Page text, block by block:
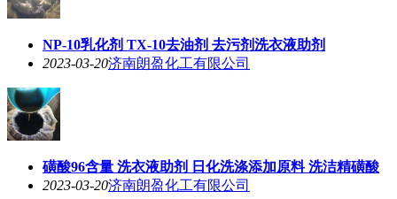
NP-10乳化剂 TX-10去油剂 去污剂洗衣液助剂
2023-03-20济南朗盈化工有限公司
磺酸96含量 洗衣液助剂 日化洗涤添加原料 洗洁精磺酸
2023-03-20济南朗盈化工有限公司